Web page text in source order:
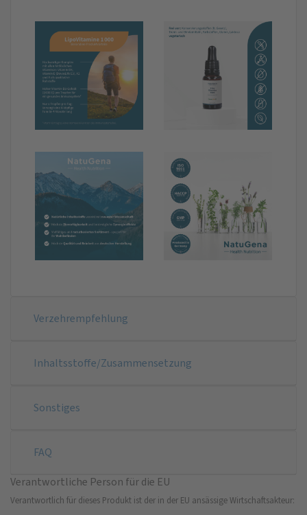
Verzehrempfehlung
Inhaltsstoffe/Zusammensetzung
Sonstiges
FAQ
Verantwortliche Person für die EU
Verantwortlich für dieses Produkt ist der in der EU ansässige Wirtschaftsakteur: